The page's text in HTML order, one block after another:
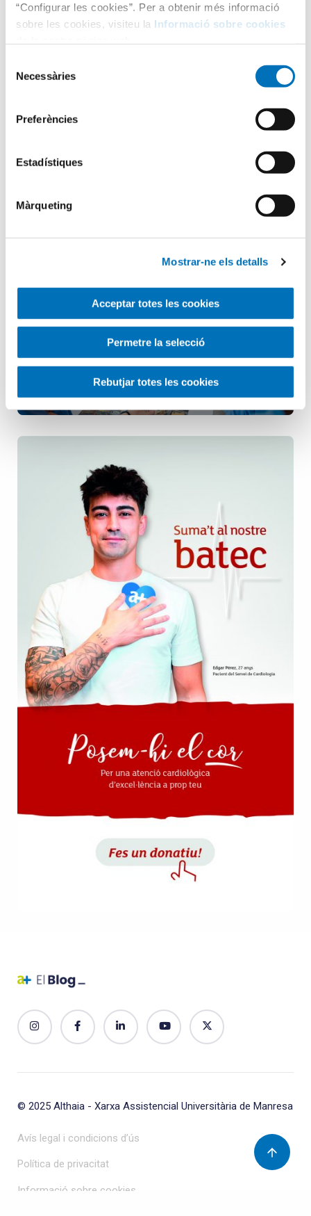
“Configurar les cookies”. Per a obtenir més informació
sobre les cookies, visiteu la Informació sobre cookies
Necessàries
Preferències
Estadístiques
Màrqueting
Mostrar-ne els detalls
Acceptar totes les cookies
Permetre la selecció
Rebutjar totes les cookies
Infermeria
© 2025 Althaia - Xarxa Assistencial Universitària de Manresa
Avís legal i condicions d’ús
Política de privacitat
Informació sobre cookies